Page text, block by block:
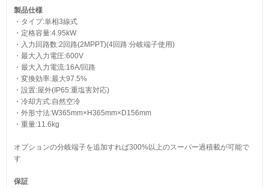
製品仕様
・タイプ:単相3線式
・定格容量:4.95kW
・入力回路数:2回路(2MPPT)(4回路:分岐端子使用)
・最大入力電圧:600V
・最大入力電流:16A/回路
・変換効率:最大97.5%
・設置:屋外(IP65:重塩害対応)
・冷却方式:自然空冷
・外形寸法:W365mm×H365mm×D156mm
・重量:11.6kg
オプションの分岐端子を追加すれば300%以上のスーパー過積載が可能で
す
保証